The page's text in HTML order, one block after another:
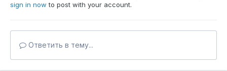
sign in now to post with your account.
Ответить в тему...